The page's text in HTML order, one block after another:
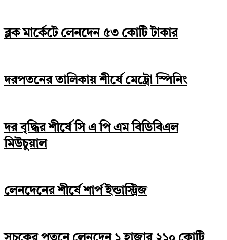
ব্লক মার্কেটে লেনদেন ৫৩ কোটি টাকার
দরপতনের তালিকায় শীর্ষে মেট্রো স্পিনিং
দর বৃদ্ধির শীর্ষে সি এ পি এম বিডিবিএল
মিউচুয়াল
লেনদেনের শীর্ষে শার্প ইন্ডাস্ট্রিজ